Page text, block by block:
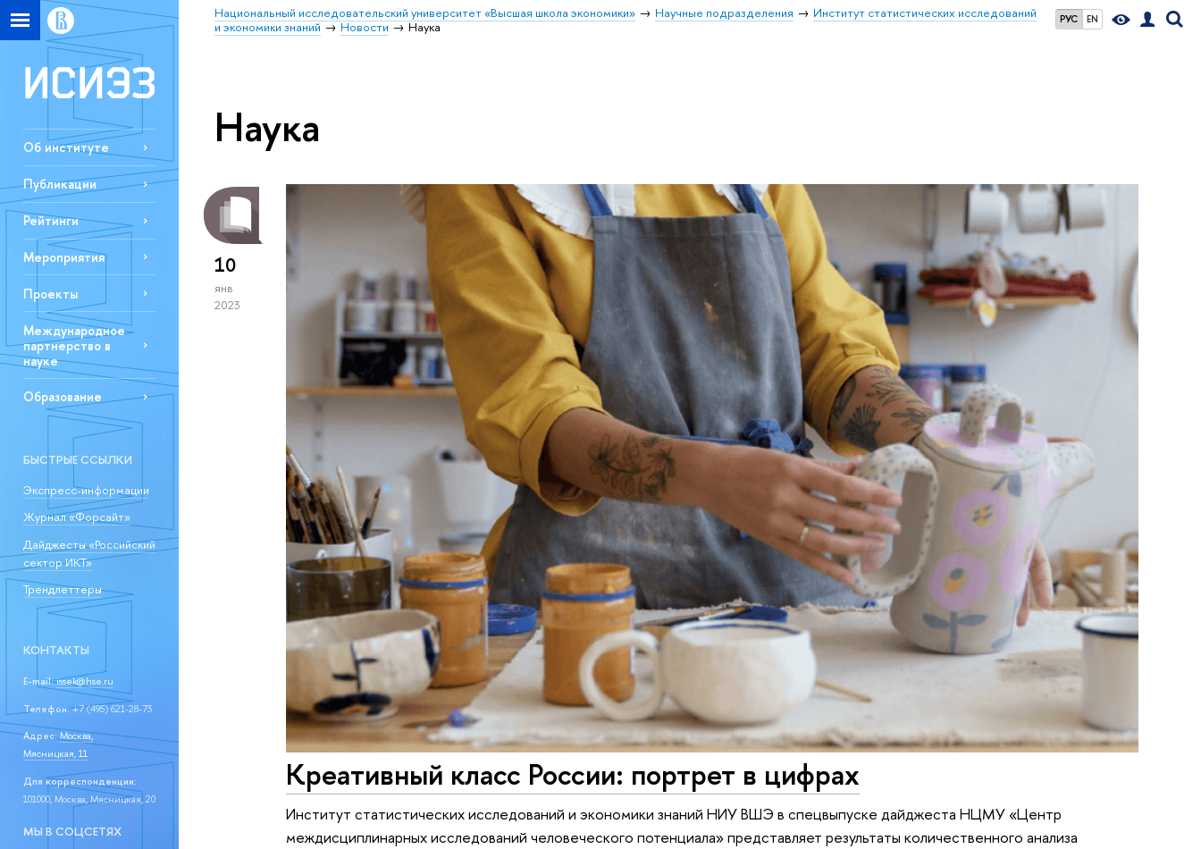
РУС EN
Национальный исследовательский университет «Высшая школа экономики» Научные подразделения
Институт статистических исследований
и экономики знаний
Новости Наука
Об институте
Публикации
Рейтинги
Мероприятия
Проекты
Международное
партнерство в
науке
Образование
БЫСТРЫЕ ССЫЛКИ
Экспресс-информации
Журнал «Форсайт»
Дайджесты «Российский
сектор ИКТ»
Трендлеттеры
КОНТАКТЫ
E-mail:issek@hse.ru
Телефон:+7 (495) 621-28-73
Адрес: Москва,
Мясницкая, 11
Для корреспонденции:
101000, Москва, Мясницкая, 20
МЫ В СОЦСЕТЯХ
Наука
10
янв
2023
Креативный класс России: портрет в цифрах
Институт статистических исследований и экономики знаний НИУ ВШЭ в спецвыпуске дайджеста НЦМУ «Центр
междисциплинарных исследований человеческого потенциала» представляет результаты количественного анализа